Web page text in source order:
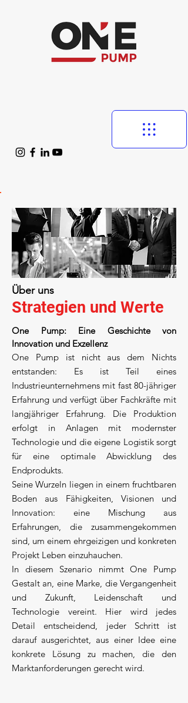
Über uns
Strategien und Werte
One Pump: Eine Geschichte von
Innovation und Exzellenz
One Pump ist nicht aus dem Nichts
entstanden: Es ist Teil eines
Industrieunternehmens mit fast 80-jähriger
Erfahrung und verfügt über Fachkräfte mit
langjähriger Erfahrung. Die Produktion
erfolgt in Anlagen mit modernster
Technologie und die eigene Logistik sorgt
für eine optimale Abwicklung des
Endprodukts.
Seine Wurzeln liegen in einem fruchtbaren
Boden aus Fähigkeiten, Visionen und
Innovation: eine Mischung aus
Erfahrungen, die zusammengekommen
sind, um einem ehrgeizigen und konkreten
Projekt Leben einzuhauchen.
In diesem Szenario nimmt One Pump
Gestalt an, eine Marke, die Vergangenheit
und Zukunft, Leidenschaft und
Technologie vereint. Hier wird jedes
Detail entscheidend, jeder Schritt ist
darauf ausgerichtet, aus einer Idee eine
konkrete Lösung zu machen, die den
Marktanforderungen gerecht wird.